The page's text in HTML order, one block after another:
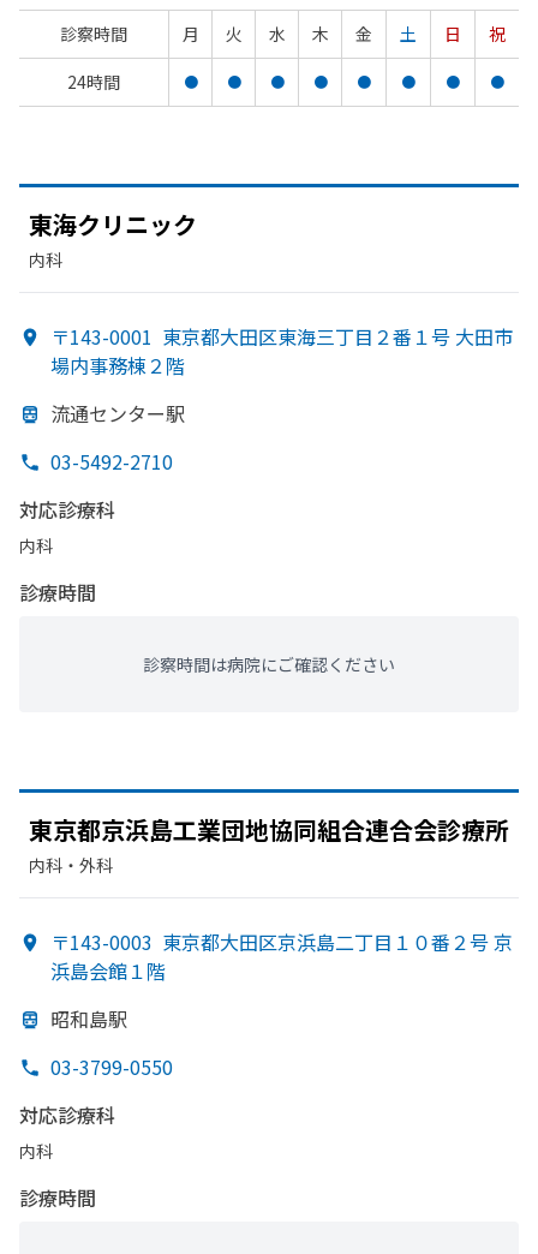
診察時間 月 火 水 木 金 土 日
祝
24時間
● ● ● ● ● ● ● ●
東海クリニック
内科
〒143-0001 東京都大田区東海三丁目２番１号 大田市
場内事務棟２階
流通センター駅
03-5492-2710
対応診療科
内科
診療時間
診察時間は病院にご確認ください
東京都京浜島工業団地協同組合連合会診療所
内科・​外科
〒143-0003 東京都大田区京浜島二丁目１０番２号 京
浜島会館１階
昭和島駅
03-3799-0550
対応診療科
内科
診療時間